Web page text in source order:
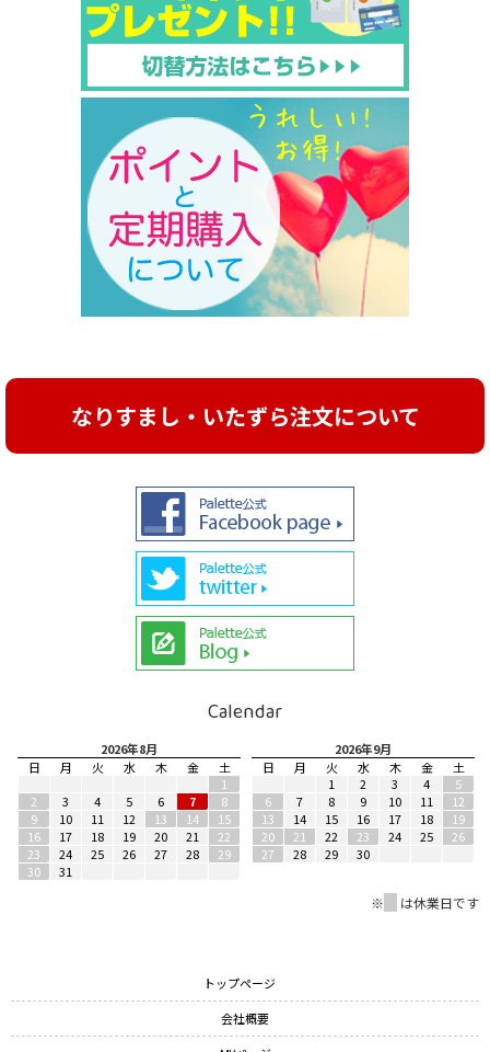
【重要】クレジットカード本人認証サービス「EMV 3-Dセキ
ュア(3Dセキュア2.0)」導入のお知らせ
クレジットカード決済時の本人認証サービス「EMV 3-Dセキュア
(3Dセキュア2.0)」を導入いたしました。
それに伴い、クレジットカード決済時に、クレジットカードの登
録情報に加え、クレジットカード会社が必要と判断した場合の
み、ワンタイムパスワードなどの追加認証が必要になります。
なお、追加認証の方法は、カード発行会社によって異なります。
決済画面の案内に従い、ワンタイムパスワードの入力や認証を行
っていただきますようお願い申し上げます。
ろしくお願い申し上げます。
冬季休業期間のご案内
誠に勝手ながら下記期間を冬季休業期間とさせて頂きます。
冬季休業期間:2024年12月28日(土)～2025年1月5日(日)
冬季休業中にご購入頂きました商品(定期購入商品含む)の発送及
びお問合せに関しましては2025年1月6日以降に順次対応させて頂
お客様へはご不便をお掛け致しますが、何卒ご了承賜りますよう
に発送させて頂きます。
※ご注文頂いた商品によっては2025年1月6日以降の発送になるこ
ともございますので、ご了承ください。
2024年08月05日
夏季休業期間:2024年8月10日(土)～8月14日(水)
夏季休業中にご購入頂きました商品(定期購入商品含む)及びお問
なりすまし・いたずら注文について
Calendar
2026年8月
日
月 火 水 木 金
土
1
2
3 4 5 6 7
8
9
10 11 12 13 14
15
16
17 18 19 20 21
22
23
24 25 26 27 28
29
30
31
2026年9月
日
月 火 水 木 金
土
1
2 3 4
5
6
7 8 9 10 11
12
13
14 15 16 17 18
19
20
21 22 23 24 25
26
27
28 29 30
※ は休業日です
トップページ
会社概要